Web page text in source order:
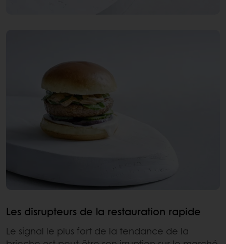
Les disrupteurs de la restauration rapide
Le signal le plus fort de la tendance de la